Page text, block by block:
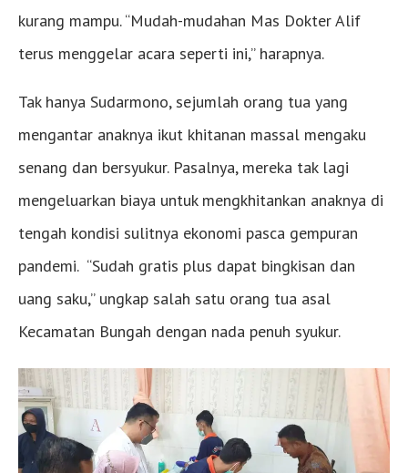
kurang mampu. “Mudah-mudahan Mas Dokter Alif
terus menggelar acara seperti ini,” harapnya.
Tak hanya Sudarmono, sejumlah orang tua yang
mengantar anaknya ikut khitanan massal mengaku
senang dan bersyukur. Pasalnya, mereka tak lagi
mengeluarkan biaya untuk mengkhitankan anaknya di
tengah kondisi sulitnya ekonomi pasca gempuran
pandemi. “Sudah gratis plus dapat bingkisan dan
uang saku,” ungkap salah satu orang tua asal
Kecamatan Bungah dengan nada penuh syukur.